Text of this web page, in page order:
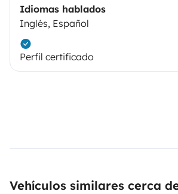
Idiomas hablados
Inglés, Español
Perfil certificado
Vehículos similares cerca